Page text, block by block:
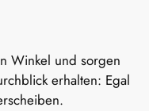
Winkel und sorgen
erhalten: Egal